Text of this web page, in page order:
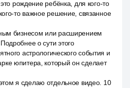
рождение ребёнка, для кого-то
то важное решение, связанное
бизнесом или расширением
о сути этого
астрологического события и
юпитера, который он сделает
я сделаю отдельное видео. 10